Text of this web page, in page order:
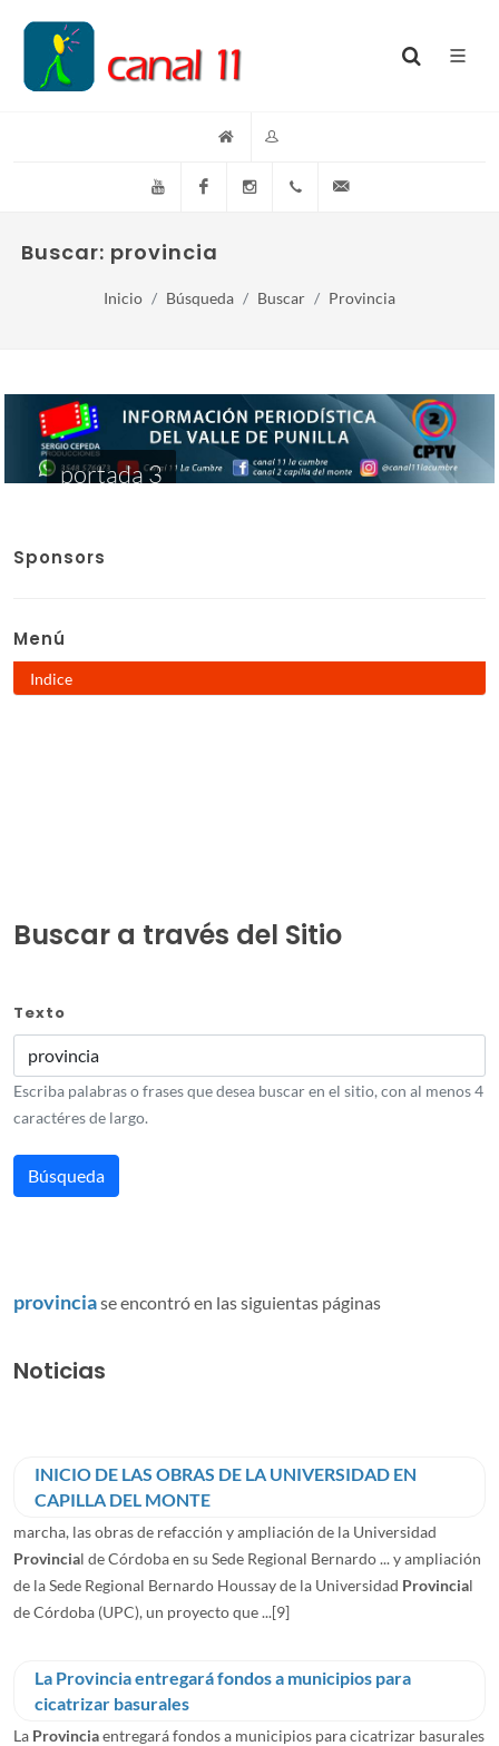
YouTube FacebookInstagram(+54)(9)3548-576073
Buscar: provincia
Inicio Búsqueda Buscar Provincia
portada 3
Sponsors
Menú
Indice
Buscar a través del Sitio
Texto
Escriba palabras o frases que desea buscar en el sitio, con al menos 4
caractéres de largo.
provinciase encontró en las siguientas páginas
Noticias
INICIO DE LAS OBRAS DE LA UNIVERSIDAD EN
CAPILLA DEL MONTE
marcha, las obras de refacción y ampliación de la Universidad
Provincial de Córdoba en su Sede Regional Bernardo ... y ampliación
de la Sede Regional Bernardo Houssay de la Universidad Provincial
de Córdoba (UPC), un proyecto que ...[9]
La Provincia entregará fondos a municipios para
cicatrizar basurales
La Provinciaentregará fondos a municipios para cicatrizar basurales